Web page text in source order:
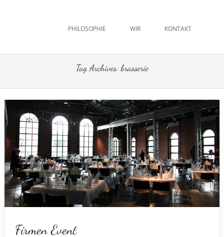
PHILOSOPHIE WIR KONTAKT
Tag Archives:brasserie
Firmen Event